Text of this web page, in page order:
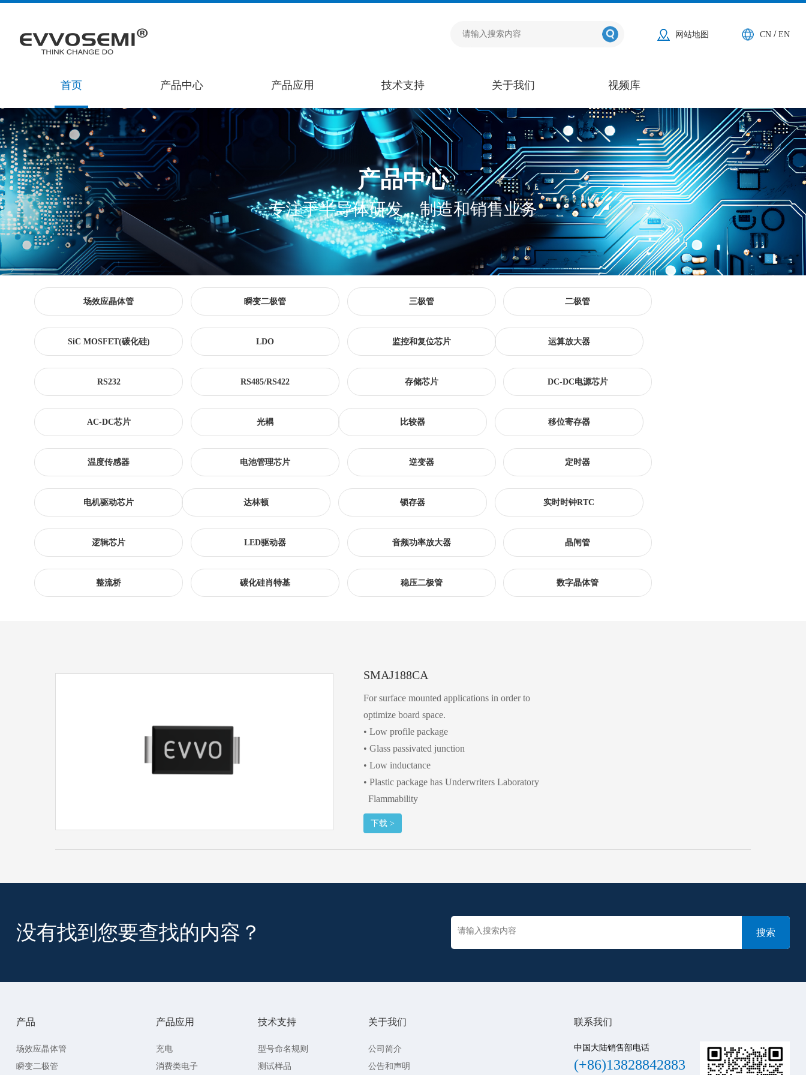
网站地图 CN/EN
首页 产品中心 产品应用 技术支持 关于我们 视频库
产品中心
专注于半导体研发、制造和销售业务
场效应晶体管 瞬变二极管 三极管 二极管
SiC MOSFET(碳化硅) LDO 监控和复位芯片 运算放大器
RS232 RS485/RS422 存储芯片 DC-DC电源芯片
AC-DC芯片 光耦 比较器 移位寄存器
温度传感器 电池管理芯片 逆变器 定时器
电机驱动芯片 达林顿 锁存器 实时时钟RTC
逻辑芯片 LED驱动器 音频功率放大器 晶闸管
整流桥 碳化硅肖特基 稳压二极管 数字晶体管
SMAJ188CA
For surface mounted applications in order to
optimize board space.
• Low profile package
• Glass passivated junction
• Low inductance
• Plastic package has Underwriters Laboratory
Flammability
下载 >
没有找到您要查找的内容？
产品
场效应晶体管
瞬变二极管
产品应用
充电
消费类电子
技术支持
型号命名规则
测试样品
关于我们
公司简介
公告和声明
联系我们
中国大陆销售部电话
(+86)13828842883